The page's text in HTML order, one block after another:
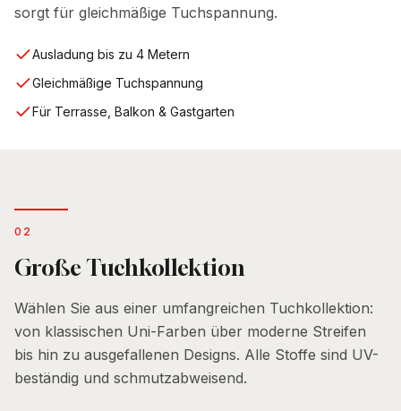
sorgt für gleichmäßige Tuchspannung.
Ausladung bis zu 4 Metern
Gleichmäßige Tuchspannung
Für Terrasse, Balkon & Gastgarten
0 2
Große Tuchkollektion
Wählen Sie aus einer umfangreichen Tuchkollektion:
von klassischen Uni-Farben über moderne Streifen
bis hin zu ausgefallenen Designs. Alle Stoffe sind UV-
beständig und schmutzabweisend.